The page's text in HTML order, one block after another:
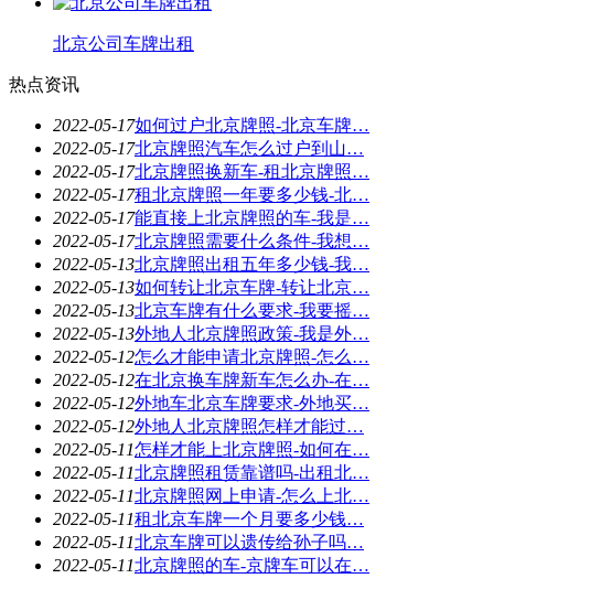
北京公司车牌出租
热点资讯
2022-05-17如何过户北京牌照-北京车牌…
2022-05-17北京牌照汽车怎么过户到山…
2022-05-17北京牌照换新车-租北京牌照…
2022-05-17租北京牌照一年要多少钱-北…
2022-05-17能直接上北京牌照的车-我是…
2022-05-17北京牌照需要什么条件-我想…
2022-05-13北京牌照出租五年多少钱-我…
2022-05-13如何转让北京车牌-转让北京…
2022-05-13北京车牌有什么要求-我要摇…
2022-05-13外地人北京牌照政策-我是外…
2022-05-12怎么才能申请北京牌照-怎么…
2022-05-12在北京换车牌新车怎么办-在…
2022-05-12外地车北京车牌要求-外地买…
2022-05-12外地人北京牌照怎样才能过…
2022-05-11怎样才能上北京牌照-如何在…
2022-05-11北京牌照租赁靠谱吗-出租北…
2022-05-11北京牌照网上申请-怎么上北…
2022-05-11租北京车牌一个月要多少钱…
2022-05-11北京车牌可以遗传给孙子吗…
2022-05-11北京牌照的车-京牌车可以在…